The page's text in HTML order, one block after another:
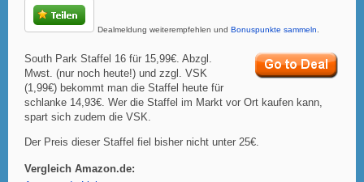
Dealmeldung weiterempfehlen und Bonuspunkte sammeln
South Park Staffel 16 für 15,99€. Abzgl.
Mwst. (nur noch heute!) und zzgl. VSK
(1,99€) bekommt man die Staffel heute für
schlanke 14,93€. Wer die Staffel im Markt vor Ort kaufen kann,
spart sich zudem die VSK.
Der Preis dieser Staffel fiel bisher nicht unter 25€.
Vergleich Amazon.de: